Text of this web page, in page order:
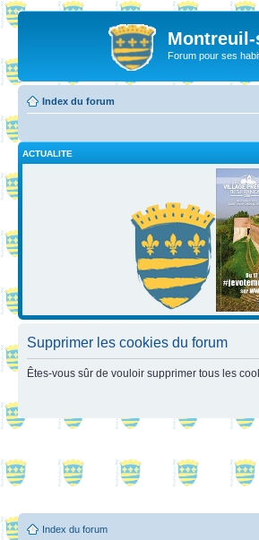
Forum pour ses
Index du forum
ACTUALITE
Supprimer les cookies du forum
Êtes-vous sûr de vouloir supprimer tous les
Index du forum